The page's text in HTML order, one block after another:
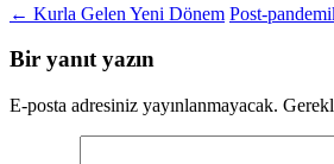
Yazı
dolaşımı
← Kurla Gelen Yeni Dönem Post-
Bir yanıt yazın
E-posta adresiniz yayınlanmayacak.